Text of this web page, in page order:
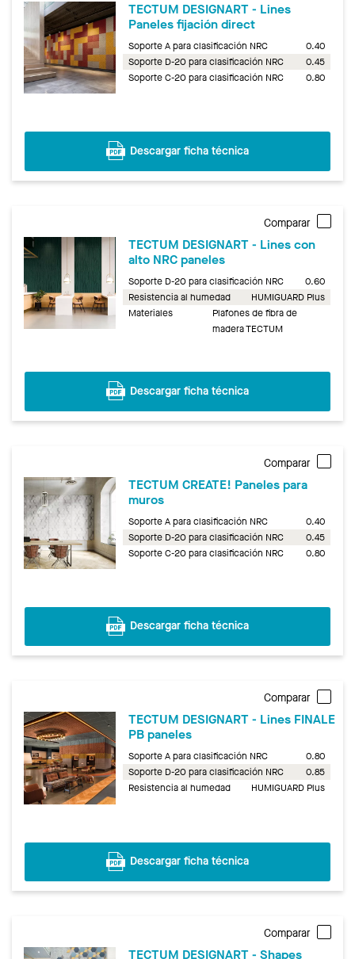
TECTUM DESIGNART - Lines
Paneles fijación direct
Soporte A para clasificación NRC
0.40
Soporte D-20 para clasificación NRC
0.45
Soporte C-20 para clasificación NRC
0.80
Descargar ficha técnica
Comparar
TECTUM DESIGNART - Lines con
alto NRC paneles
Soporte D-20 para clasificación NRC
0.60
Resistencia al humedad
HUMIGUARD Plus
Materiales
Plafones de fibra de
madera TECTUM
Descargar ficha técnica
Comparar
TECTUM CREATE! Paneles para
muros
Soporte A para clasificación NRC
0.40
Soporte D-20 para clasificación NRC
0.45
Soporte C-20 para clasificación NRC
0.80
Descargar ficha técnica
Comparar
TECTUM DESIGNART - Lines FINALE
PB paneles
Soporte A para clasificación NRC
0.80
Soporte D-20 para clasificación NRC
0.85
Resistencia al humedad
HUMIGUARD Plus
Descargar ficha técnica
Comparar
TECTUM DESIGNART - Shapes